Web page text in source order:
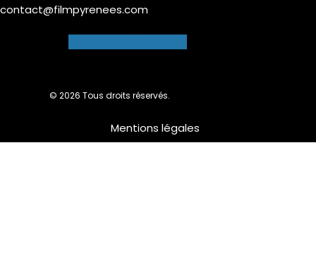
contact@filmpyrenees.com
© 2026 Tous droits réservés.
Mentions légales